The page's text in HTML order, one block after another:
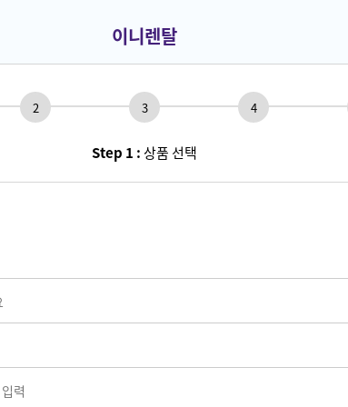
이니렌탈
2 3 4
Step 1 : 상품 선택